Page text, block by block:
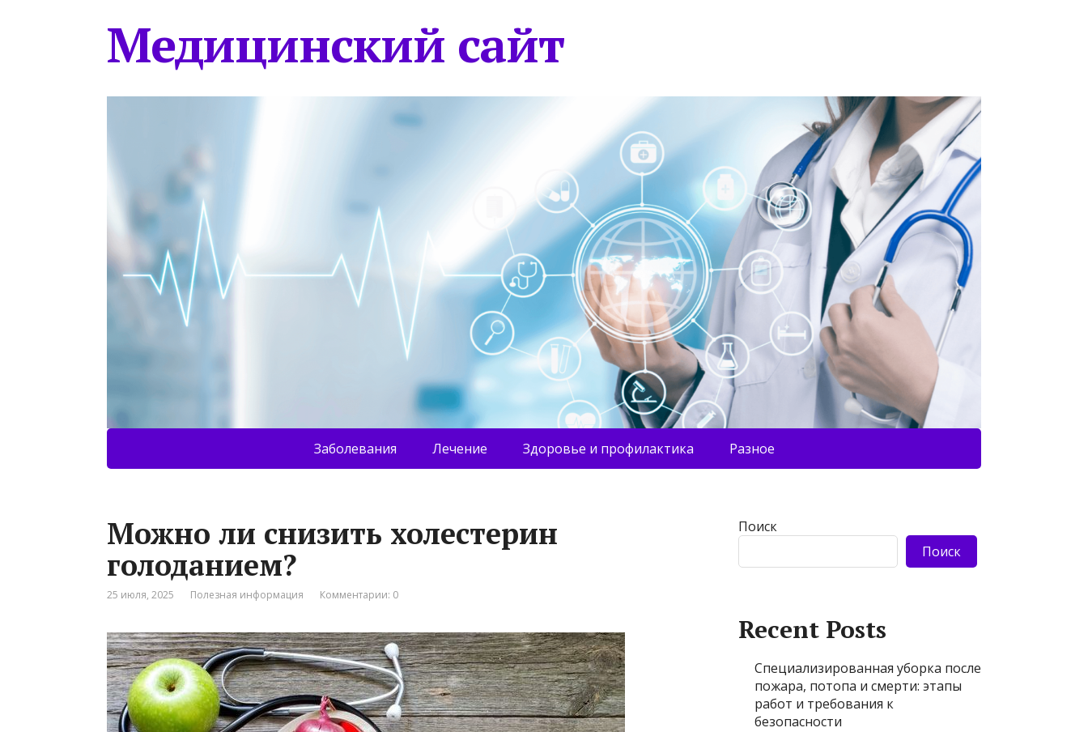
Медицинский сайт
Заболевания Лечение Здоровье и профилактика Разное
Можно ли снизить холестерин
голоданием?
25 июля, 2025 Полезная информация Комментарии: 0
Поиск
Поиск
Recent Posts
Специализированная уборка после
пожара, потопа и смерти: этапы
работ и требования к
безопасности